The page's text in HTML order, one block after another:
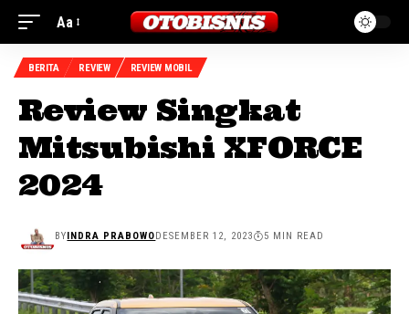
Aa
BERITA REVIEW REVIEW MOBIL
Review Singkat
Mitsubishi XFORCE
2024
BYINDRA PRABOWODESEMBER 12, 2023 5 MIN READ